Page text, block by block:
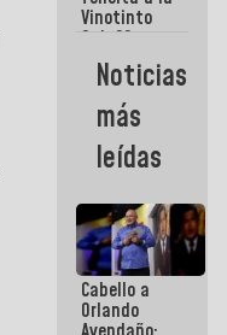
Maiquetía
Vinotinto
Sub 20
campeona
frente
México Sub
23 en los
Centroamericanos
Noticias
más
leídas
Cabello a
Orlando